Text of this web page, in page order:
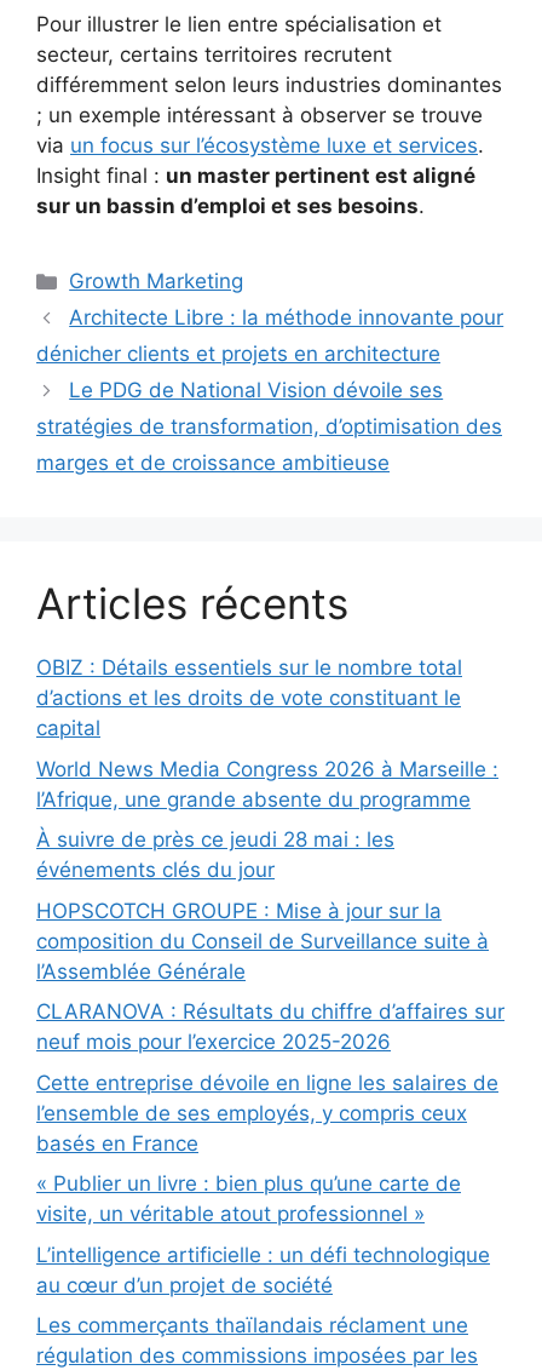
Pour illustrer le lien entre spécialisation et
secteur, certains territoires recrutent
différemment selon leurs industries dominantes
; un exemple intéressant à observer se trouve
via un focus sur l’écosystème luxe et services.
Insight final : un master pertinent est aligné
sur un bassin d’emploi et ses besoins.
Catégories
Growth Marketing
Architecte Libre : la méthode innovante pour
dénicher clients et projets en architecture
Le PDG de National Vision dévoile ses
stratégies de transformation, d’optimisation des
marges et de croissance ambitieuse
Articles récents
OBIZ : Détails essentiels sur le nombre total
d’actions et les droits de vote constituant le
capital
World News Media Congress 2026 à Marseille :
l’Afrique, une grande absente du programme
À suivre de près ce jeudi 28 mai : les
événements clés du jour
HOPSCOTCH GROUPE : Mise à jour sur la
composition du Conseil de Surveillance suite à
l’Assemblée Générale
CLARANOVA : Résultats du chiffre d’affaires sur
neuf mois pour l’exercice 2025-2026
Cette entreprise dévoile en ligne les salaires de
l’ensemble de ses employés, y compris ceux
basés en France
« Publier un livre : bien plus qu’une carte de
visite, un véritable atout professionnel »
L’intelligence artificielle : un défi technologique
au cœur d’un projet de société
Les commerçants thaïlandais réclament une
régulation des commissions imposées par les